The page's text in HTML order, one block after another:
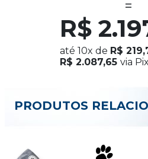
R$
até 10x de R$
R$ 2.087,65 via Pix
PRODUTOS